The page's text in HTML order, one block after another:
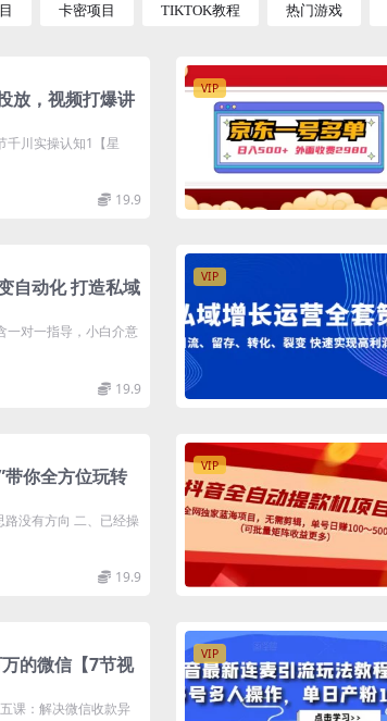
卡密项目 TIKTOK教程 热门游戏
放，视频打爆讲
千川实操认知1【星
19.9
VIP
自动化 打造私域
一对一指导，小白介意
19.9
VIP
带你全方位玩转
没有方向 二、已经操
19.9
VIP
的微信【7节视
课：解决微信收款异
VIP